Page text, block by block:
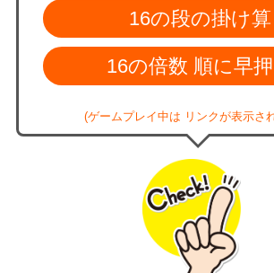
16の段の掛け算
16の倍数 順に早
(ゲームプレイ中は リンクが表示さ